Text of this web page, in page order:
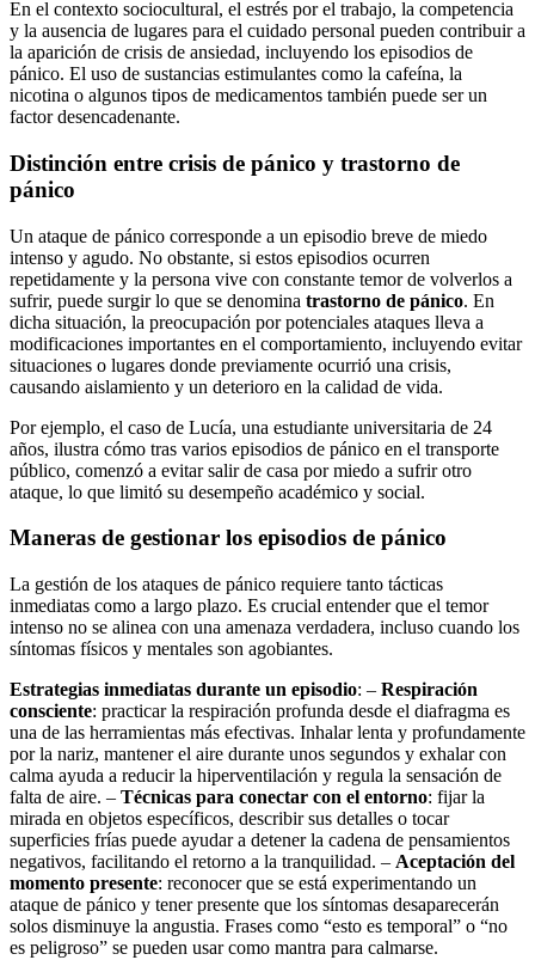
En el contexto sociocultural, el estrés por el trabajo, la competencia
y la ausencia de lugares para el cuidado personal pueden contribuir a
la aparición de crisis de ansiedad, incluyendo los episodios de
pánico. El uso de sustancias estimulantes como la cafeína, la
nicotina o algunos tipos de medicamentos también puede ser un
factor desencadenante.
Distinción entre crisis de pánico y trastorno de
pánico
Un ataque de pánico corresponde a un episodio breve de miedo
intenso y agudo. No obstante, si estos episodios ocurren
repetidamente y la persona vive con constante temor de volverlos a
sufrir, puede surgir lo que se denomina trastorno de pánico. En
dicha situación, la preocupación por potenciales ataques lleva a
modificaciones importantes en el comportamiento, incluyendo evitar
situaciones o lugares donde previamente ocurrió una crisis,
causando aislamiento y un deterioro en la calidad de vida.
Por ejemplo, el caso de Lucía, una estudiante universitaria de 24
años, ilustra cómo tras varios episodios de pánico en el transporte
público, comenzó a evitar salir de casa por miedo a sufrir otro
ataque, lo que limitó su desempeño académico y social.
Maneras de gestionar los episodios de pánico
La gestión de los ataques de pánico requiere tanto tácticas
inmediatas como a largo plazo. Es crucial entender que el temor
intenso no se alinea con una amenaza verdadera, incluso cuando los
síntomas físicos y mentales son agobiantes.
Estrategias inmediatas durante un episodio: – Respiración
consciente: practicar la respiración profunda desde el diafragma es
una de las herramientas más efectivas. Inhalar lenta y profundamente
por la nariz, mantener el aire durante unos segundos y exhalar con
calma ayuda a reducir la hiperventilación y regula la sensación de
falta de aire. – Técnicas para conectar con el entorno: fijar la
mirada en objetos específicos, describir sus detalles o tocar
superficies frías puede ayudar a detener la cadena de pensamientos
negativos, facilitando el retorno a la tranquilidad. – Aceptación del
momento presente: reconocer que se está experimentando un
ataque de pánico y tener presente que los síntomas desaparecerán
solos disminuye la angustia. Frases como “esto es temporal” o “no
es peligroso” se pueden usar como mantra para calmarse.